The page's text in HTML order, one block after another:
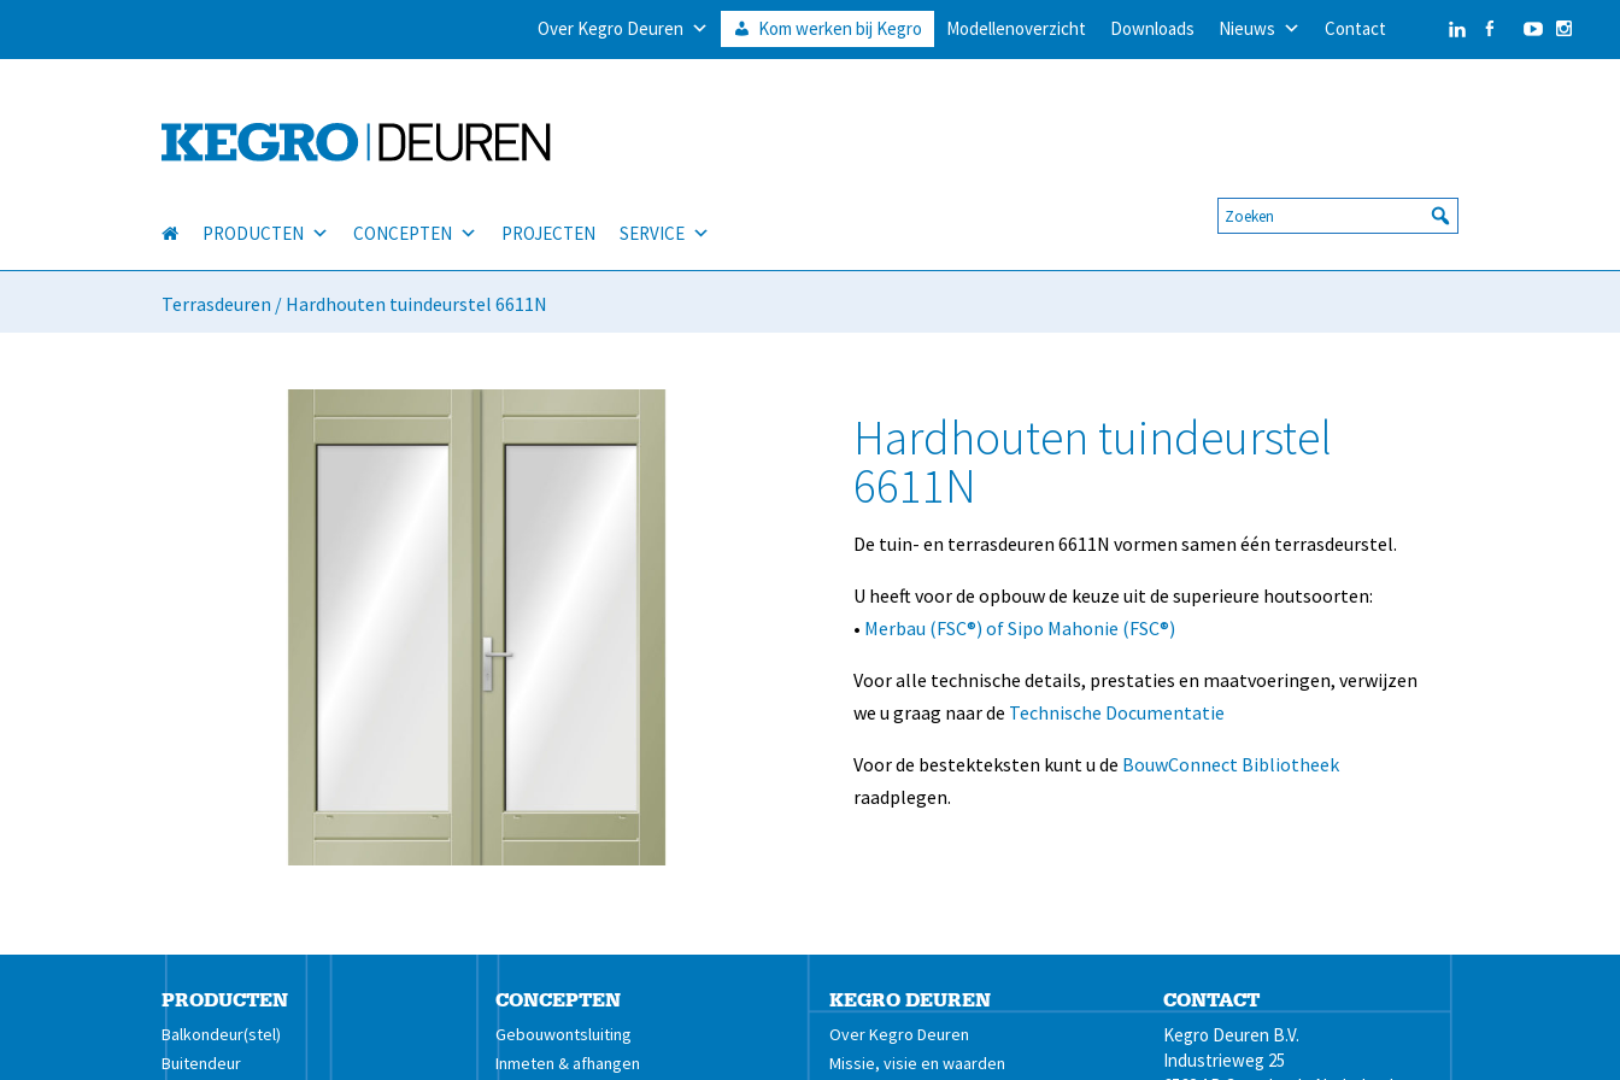
Over Kegro Deuren Kom werken bij Kegro Modellenoverzicht Downloads Nieuws Contact
PRODUCTEN CONCEPTEN PROJECTEN SERVICE
Terrasdeuren / Hardhouten tuindeurstel 6611N
Hardhouten tuindeurstel
6611N
De tuin- en terrasdeuren 6611N vormen samen één terrasdeurstel.
U heeft voor de opbouw de keuze uit de superieure houtsoorten:
• Merbau (FSC®) of Sipo Mahonie (FSC®)
Voor alle technische details, prestaties en maatvoeringen, verwijzen
we u graag naar de Technische Documentatie
Voor de bestekteksten kunt u de BouwConnect Bibliotheek
raadplegen.
PRODUCTEN
Balkondeur(stel)
Buitendeur
CONCEPTEN
Gebouwontsluiting
Inmeten & afhangen
KEGRO DEUREN
Over Kegro Deuren
Missie, visie en waarden
CONTACT
Kegro Deuren B.V.
Industrieweg 25